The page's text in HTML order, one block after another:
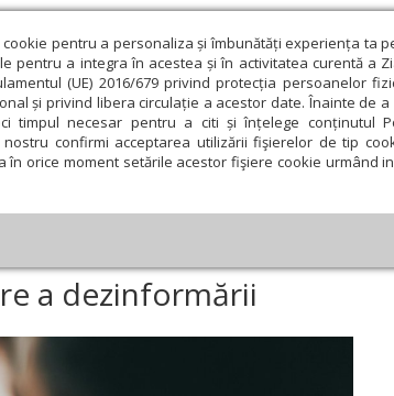
pentru a personaliza și îmbunătăți experiența ta
pentru a integra în acestea și în activitatea curentă a
(UE) 2016/679 privind protecția persoanelor
și privind libera circulație a acestor date. Înainte de
timpul necesar pentru a citi și înțelege conținutul
confirmi acceptarea utilizării fişierelor de tip
în orice moment setările acestor fişiere cookie urmând
Educaţie și Cultură Societate
Reportaj Psihologie Religie și
de combatere a dezinformării
a dezinformării